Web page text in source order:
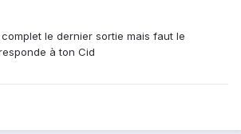
le dernier sortie mais faut le
à ton Cid